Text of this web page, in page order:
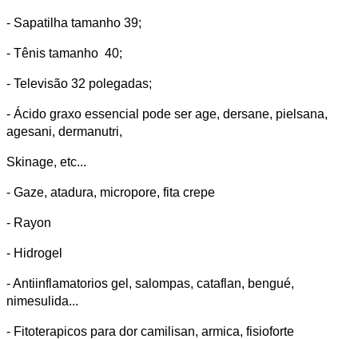
- Sapatilha tamanho 39;
- Tênis tamanho 40;
- Televisão 32 polegadas;
- Ácido graxo essencial pode ser age, dersane, pielsana,
agesani, dermanutri,
Skinage, etc...
- Gaze, atadura, micropore, fita crepe
- Rayon
- Hidrogel
- Antiinflamatorios gel, salompas, cataflan, bengué,
nimesulida...
- Fitoterapicos para dor camilisan, armica, fisioforte